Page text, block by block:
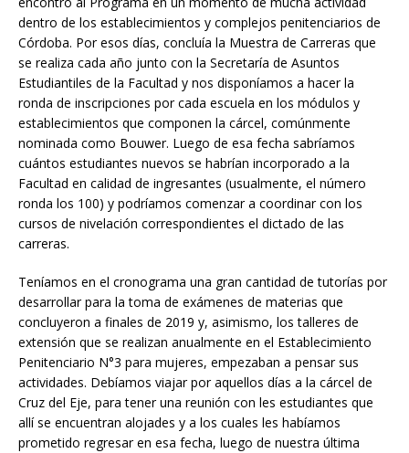
dentro de los establecimientos y complejos penitenciarios de
Córdoba. Por esos días, concluía la Muestra de Carreras que
se realiza cada año junto con la Secretaría de Asuntos
Estudiantiles de la Facultad y nos disponíamos a hacer la
ronda de inscripciones por cada escuela en los módulos y
establecimientos que componen la cárcel, comúnmente
nominada como Bouwer. Luego de esa fecha sabríamos
cuántos estudiantes nuevos se habrían incorporado a la
Facultad en calidad de ingresantes (usualmente, el número
ronda los 100) y podríamos comenzar a coordinar con los
cursos de nivelación correspondientes el dictado de las
carreras.
Teníamos en el cronograma una gran cantidad de tutorías por
desarrollar para la toma de exámenes de materias que
concluyeron a finales de 2019 y, asimismo, los talleres de
extensión que se realizan anualmente en el Establecimiento
Penitenciario N°3 para mujeres, empezaban a pensar sus
actividades. Debíamos viajar por aquellos días a la cárcel de
Cruz del Eje, para tener una reunión con les estudiantes que
allí se encuentran alojades y a los cuales les habíamos
prometido regresar en esa fecha, luego de nuestra última